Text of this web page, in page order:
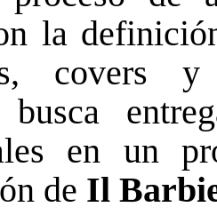
la
covers y
en un
de Il